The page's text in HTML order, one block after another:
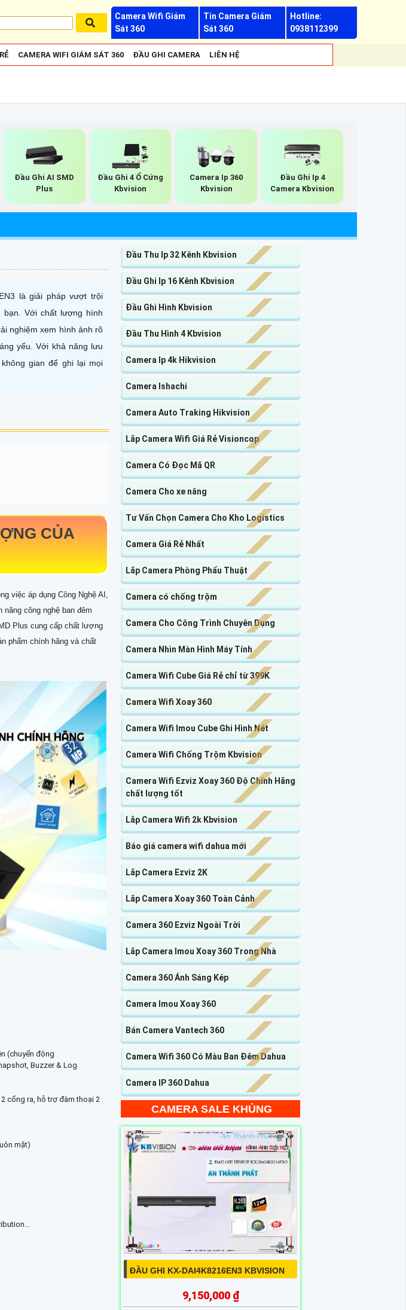
Camera Wifi Giám
Sát 360
Tin Camera Giám
Sát 360
Hotline:
0938112399
CAMERA WIFI GIÁM SÁT 360 ĐẦU GHI CAMERA LIÊN HỆ
Đầu Ghi AI SMD
Plus
Đầu Ghi 4 Ổ Cứng
Kbvision
Camera Ip 360
Kbvision
Đầu Ghi Ip 4
Camera Kbvision
là giải pháp vượt trội
Với chất lượng hình
nghiệm xem hình ảnh rõ
yếu. Với khả năng lưu
gian để ghi lại mọi
CỦA
việc áp dụng Công Nghệ AI,
năng công nghệ ban đêm
Plus cung cấp chất lượng
phẩm chính hãng và chất
(chuyển động
Buzzer & Log
cổng ra, hỗ trợ đàm thoại 2
mặt)
Đầu Thu Ip 32 Kênh Kbvision
Đầu Ghi Ip 16 Kênh Kbvision
Đầu Ghi Hình Kbvision
Đầu Thu Hình 4 Kbvision
Camera Ip 4k Hikvision
Camera Ishachi
Camera Auto Traking Hikvision
Lắp Camera Wifi Giá Rẻ Visioncop
Camera Có Đọc Mã QR
Camera Cho xe nâng
Tư Vấn Chọn Camera Cho Kho Logistics
Camera Giá Rẻ Nhất
Lắp Camera Phòng Phẩu Thuật
Camera có chống trộm
Camera Cho Công Trình Chuyên Dụng
Camera Nhìn Màn Hình Máy Tính
Camera Wifi Cube Giá Rẻ chỉ từ 399K
Camera Wifi Xoay 360
Camera Wifi Imou Cube Ghi Hình Nét
Camera Wifi Chống Trộm Kbvision
Camera Wifi Ezviz Xoay 360 Độ Chính Hãng
chất lượng tốt
Lắp Camera Wifi 2k Kbvision
Báo giá camera wifi dahua mới
Lắp Camera Ezviz 2K
Lắp Camera Xoay 360 Toàn Cảnh
Camera 360 Ezviz Ngoài Trời
Lắp Camera Imou Xoay 360 Trong Nhà
Camera 360 Ánh Sáng Kép
Camera Imou Xoay 360
Bán Camera Vantech 360
Camera Wifi 360 Có Màu Ban Đêm Dahua
Camera IP 360 Dahua
CAMERA SALE KHỦNG
ĐẦU GHI KX-DAI4K8216EN3 KBVISION
9,150,000 ₫